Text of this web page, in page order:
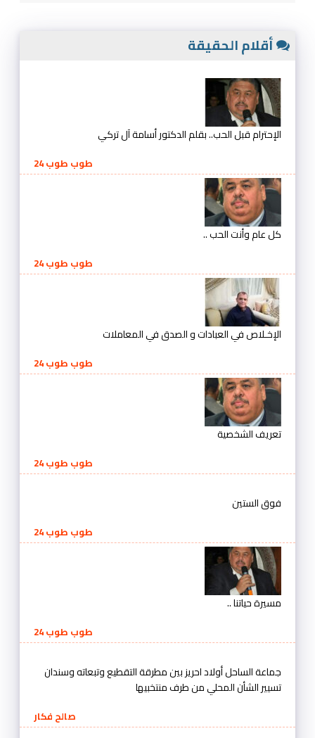
أقلام الحقيقة
الإحترام قبل الحب.. بقلم الدكتور أسامة آل تركي
طوب طوب 24
كل عام وأنت الحب ..
طوب طوب 24
الإخـلاص في العبادات و الصدق في المعاملات
طوب طوب 24
تعريف الشخصية
طوب طوب 24
فوق الستين
طوب طوب 24
مسيرة حياتنا ..
طوب طوب 24
جماعة الساحل أولاد احريز بين مطرقة التقطيع وتبعاته وسندان
تسيير الشأن المحلي من طرف منتخبيها
صالح فكار